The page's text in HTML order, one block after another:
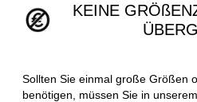
KEINE
Sollten Sie einmal große Größen
benötigen, müssen Sie in